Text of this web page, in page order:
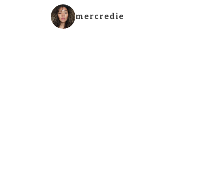
mercredie